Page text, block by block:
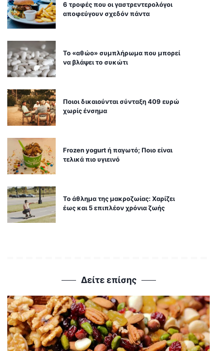
6 τροφές που οι γαστρεντερολόγοι
αποφεύγουν σχεδόν πάντα
Το «αθώο» συμπλήρωμα που μπορεί
να βλάψει το συκώτι
Ποιοι δικαιούνται σύνταξη 409 ευρώ
χωρίς ένσημα
Frozen yogurt ή παγωτό; Ποιο είναι
τελικά πιο υγιεινό
Το άθλημα της μακροζωίας: Χαρίζει
έως και 5 επιπλέον χρόνια ζωής
Δείτε επίσης